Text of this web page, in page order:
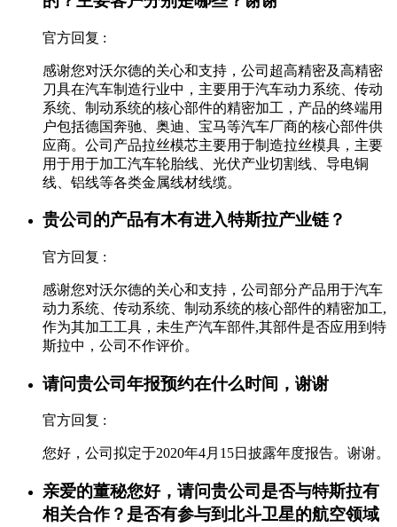
官方回复 :
感谢您对沃尔德的关心和支持，公司超高精密及高精密
刀具在汽车制造行业中，主要用于汽车动力系统、传动
系统、制动系统的核心部件的精密加工，产品的终端用
户包括德国奔驰、奥迪、宝马等汽车厂商的核心部件供
应商。公司产品拉丝模芯主要用于制造拉丝模具，主要
用于用于加工汽车轮胎线、光伏产业切割线、导电铜
线、铝线等各类金属线材线缆。
贵公司的产品有木有进入特斯拉产业链？
官方回复 :
感谢您对沃尔德的关心和支持，公司部分产品用于汽车
动力系统、传动系统、制动系统的核心部件的精密加工,
作为其加工工具，未生产汽车部件,其部件是否应用到特
斯拉中，公司不作评价。
请问贵公司年报预约在什么时间，谢谢
官方回复 :
您好，公司拟定于2020年4月15日披露年度报告。谢谢。
亲爱的董秘您好，请问贵公司是否与特斯拉有
相关合作？是否有参与到北斗卫星的航空领域